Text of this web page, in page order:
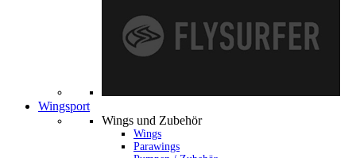
Wingsport
Wings und Zubehör
Wings
Parawings